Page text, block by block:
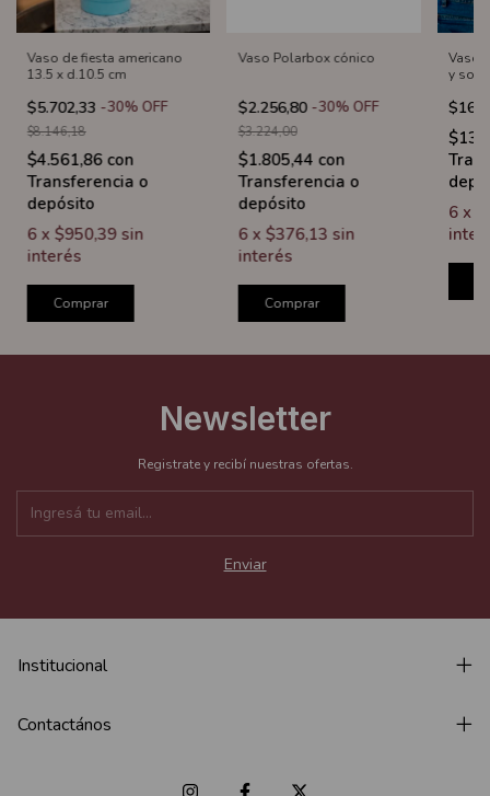
Vaso de fiesta americano
13.5 x d.10.5 cm
$5.702,33 -30% OFF
$8.146,18
$4.561,86 con
Transferencia o
depósito
6 x $950,39 sin
interés
Comprar
Vaso Polarbox cónico
$2.256,80 -30% OFF
$3.224,00
$1.805,44 con
Transferencia o
depósito
6 x $376,13 sin
interés
Comprar
Vaso
y
6 x
Newsletter
Registrate y recibí nuestras ofertas.
Institucional
Contactános